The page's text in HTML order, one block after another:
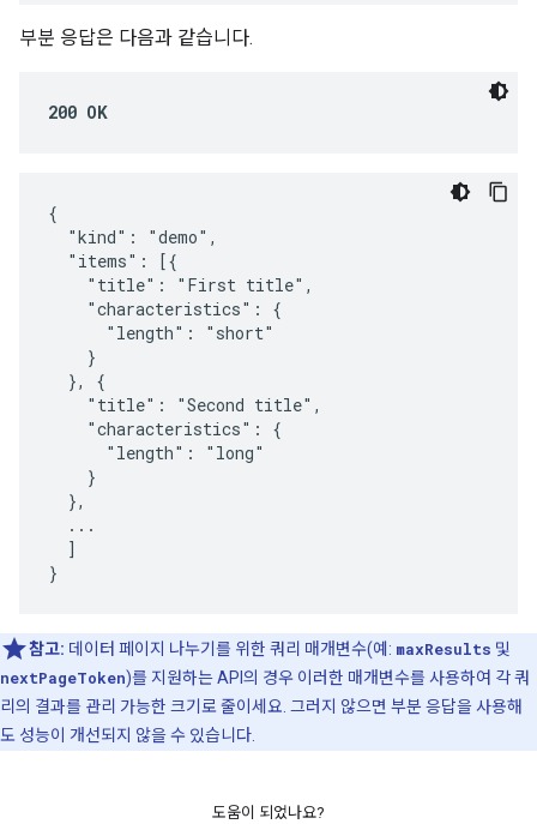
부분 응답은 다음과 같습니다.
200 OK
{
  "kind": "demo",
  "items": [{
    "title": "First title",
    "characteristics": {
      "length": "short"
    }
  }, {
    "title": "Second title",
    "characteristics": {
      "length": "long"
    }
  },
  ...
  ]
}
참고: 데이터 페이지 나누기를 위한 쿼리 매개변수(예: maxResults 및
nextPageToken)를 지원하는 API의 경우 이러한 매개변수를 사용하여 각 쿼
리의 결과를 관리 가능한 크기로 줄이세요. 그러지 않으면 부분 응답을 사용해
도 성능이 개선되지 않을 수 있습니다.
도움이 되었나요?